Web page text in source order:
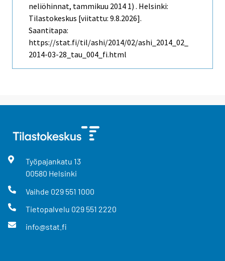
neliöhinnat, tammikuu 2014 1) . Helsinki:
Tilastokeskus [viitattu: 9.8.2026].
Saantitapa:
https://stat.fi/til/ashi/2014/02/ashi_2014_02_
2014-03-28_tau_004_fi.html
Työpajankatu 13
00580 Helsinki
Vaihde 029 551 1000
Tietopalvelu 029 551 2220
info@stat.fi